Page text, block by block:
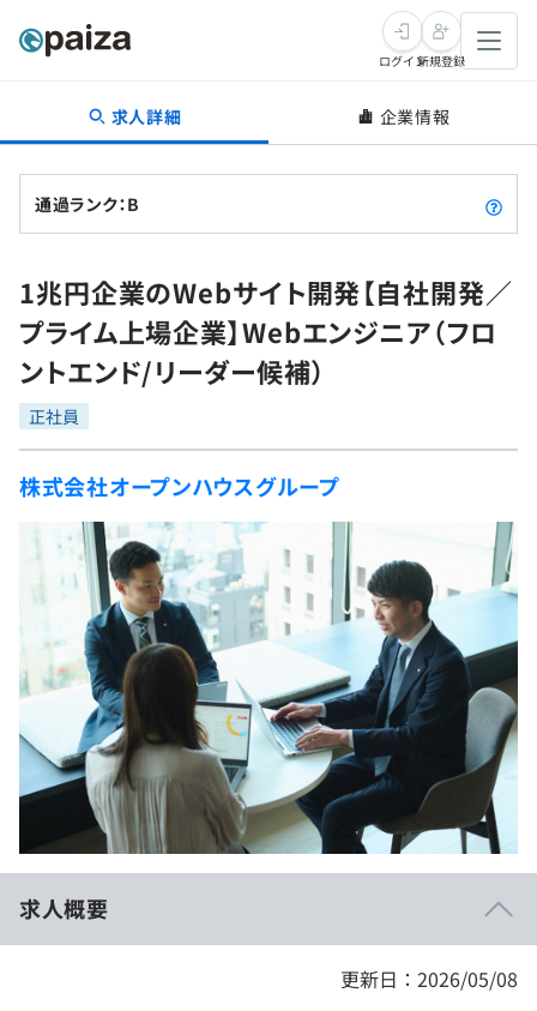
転職・キャリア
転職成功ガイド
転職エージェント
インタビュー
転職成功ガイド
新卒就活
求人検索
本選考
インターン
新卒エージェント
イベント・セミナー
インタビュー
就活成功ガイド
学習
問題集
4択課題
ナレッジ
リファレンス
プラン
個人向けプラン
法人向けプラン
学校向けプラン
契約内容・クーポン
プログラミング言語
評価結果一覧
再チャレンジ結果一覧
ゲーム・マンガ
Tech Team Journal
paiza times
note
paizaとは？
ログイン新規登録
求人詳細 企業情報
通過ランク：B
1兆円企業のWebサイト開発【自社開発／
プライム上場企業】Webエンジニア（フロ
ントエンド/リーダー候補）
正社員
株式会社オープンハウスグループ
求人概要
更新日：2026/05/08